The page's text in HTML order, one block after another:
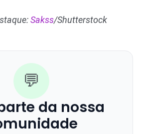
Sakss/Shutterstock
💬
da nossa